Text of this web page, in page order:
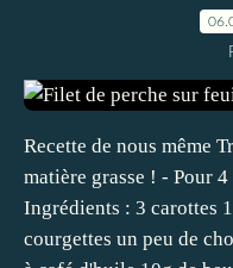
Recette de nous même
matière grasse ! - Pour
Ingrédients : 3 carottes
courgettes un peu de